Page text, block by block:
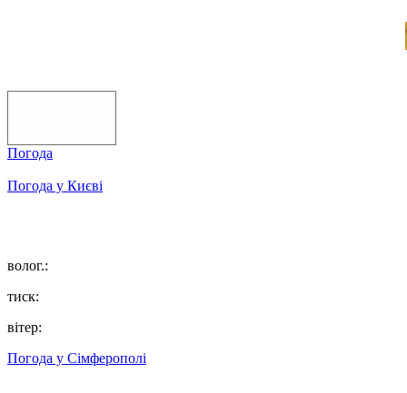
Погода
Погода у Києві
волог.:
тиск:
вітер:
Погода у Сімферополі